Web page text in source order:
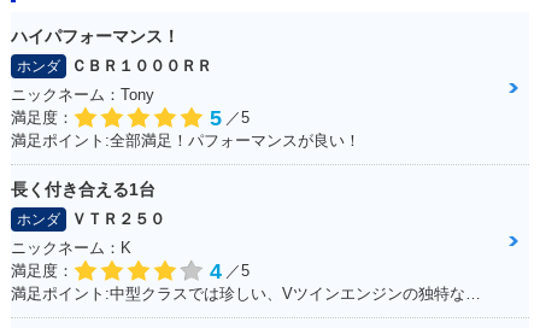
ハイパフォーマンス！
ホンダ
ＣＢＲ１０００ＲＲ
ニックネーム：Tony
満足度：
5 ／5
満足ポイント:全部満足！パフォーマンスが良い！
長く付き合える1台
ホンダ
ＶＴＲ２５０
ニックネーム：K
満足度：
4 ／5
満足ポイント:中型クラスでは珍しい、Vツインエンジンの独特なエンジンサウンドは走っていて気持ちが良い。燃費、運動性能、乗り心地と、どれを取っても優秀で、街乗りからツーリングまで1台でこなせてしまう優等生。